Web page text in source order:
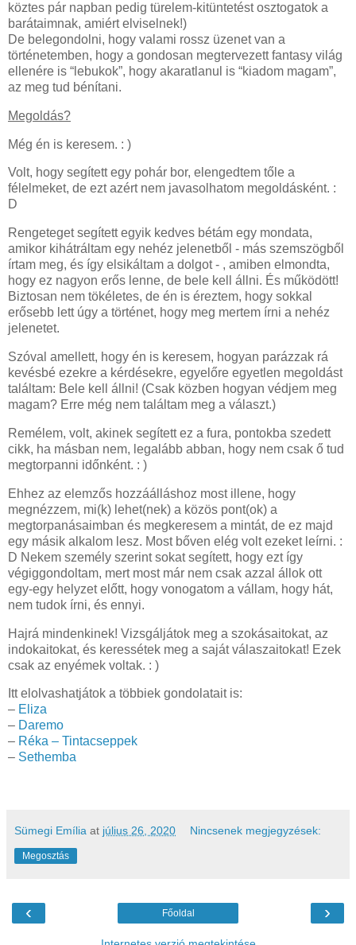
köztes pár napban pedig türelem-kitüntetést osztogatok a
barátaimnak, amiért elviselnek!)
De belegondolni, hogy valami rossz üzenet van a
történetemben, hogy a gondosan megtervezett fantasy világ
ellenére is “lebukok”, hogy akaratlanul is “kiadom magam”,
az meg tud bénítani.
Megoldás?
Még én is keresem. : )
Volt, hogy segített egy pohár bor, elengedtem tőle a
félelmeket, de ezt azért nem javasolhatom megoldásként. :
D
Rengeteget segített egyik kedves bétám egy mondata,
amikor kihátráltam egy nehéz jelenetből - más szemszögből
írtam meg, és így elsikáltam a dolgot - , amiben elmondta,
hogy ez nagyon erős lenne, de bele kell állni. És működött!
Biztosan nem tökéletes, de én is éreztem, hogy sokkal
erősebb lett úgy a történet, hogy meg mertem írni a nehéz
jelenetet.
Szóval amellett, hogy én is keresem, hogyan parázzak rá
kevésbé ezekre a kérdésekre, egyelőre egyetlen megoldást
találtam: Bele kell állni! (Csak közben hogyan védjem meg
magam? Erre még nem találtam meg a választ.)
Remélem, volt, akinek segített ez a fura, pontokba szedett
cikk, ha másban nem, legalább abban, hogy nem csak ő tud
megtorpanni időnként. : )
Ehhez az elemzős hozzáálláshoz most illene, hogy
megnézzem, mi(k) lehet(nek) a közös pont(ok) a
megtorpanásaimban és megkeresem a mintát, de ez majd
egy másik alkalom lesz. Most bőven elég volt ezeket leírni. :
D Nekem személy szerint sokat segített, hogy ezt így
végiggondoltam, mert most már nem csak azzal állok ott
egy-egy helyzet előtt, hogy vonogatom a vállam, hogy hát,
nem tudok írni, és ennyi.
Hajrá mindenkinek! Vizsgáljátok meg a szokásaitokat, az
indokaitokat, és keressétek meg a saját válaszaitokat! Ezek
csak az enyémek voltak. : )
Itt elolvashatjátok a többiek gondolatait is:
– Eliza
– Daremo
– Réka – Tintacseppek
– Sethemba
Sümegi Emília at július 26, 2020 Nincsenek megjegyzések:
Megosztás
‹ ›
Főoldal